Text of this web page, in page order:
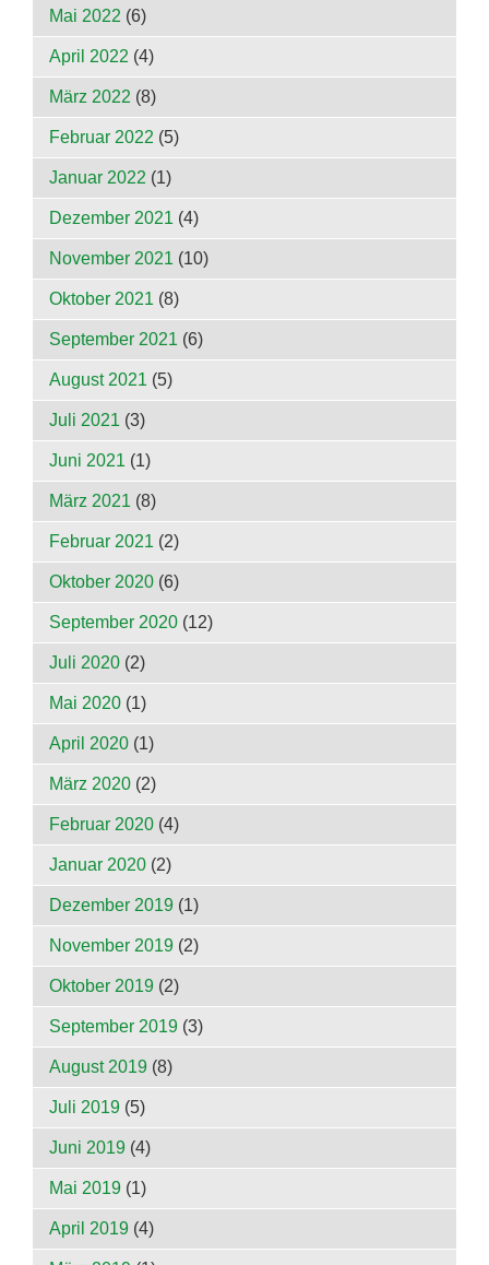
Mai 2022 (6)
April 2022 (4)
März 2022 (8)
Februar 2022 (5)
Januar 2022 (1)
Dezember 2021 (4)
November 2021 (10)
Oktober 2021 (8)
September 2021 (6)
August 2021 (5)
Juli 2021 (3)
Juni 2021 (1)
März 2021 (8)
Februar 2021 (2)
Oktober 2020 (6)
September 2020 (12)
Juli 2020 (2)
Mai 2020 (1)
April 2020 (1)
März 2020 (2)
Februar 2020 (4)
Januar 2020 (2)
Dezember 2019 (1)
November 2019 (2)
Oktober 2019 (2)
September 2019 (3)
August 2019 (8)
Juli 2019 (5)
Juni 2019 (4)
Mai 2019 (1)
April 2019 (4)